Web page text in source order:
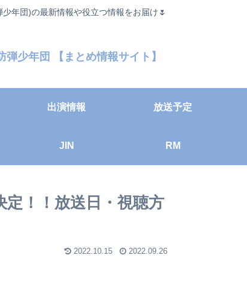
少年団)の最新情報や役立つ情報をお届け🌷
弾少年団 【まとめ情報サイト】
出演情報 放送予定
JIN RM
！！放送日・視聴方
2022.10.15 2022.09.26